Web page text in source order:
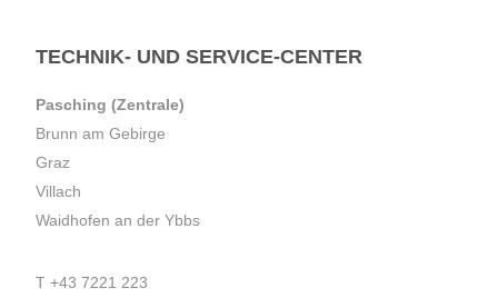
TECHNIK- UND SERVICE-CENTER
Pasching (Zentrale)
Brunn am Gebirge
Graz
Villach
Waidhofen an der Ybbs
T +43 7221 223